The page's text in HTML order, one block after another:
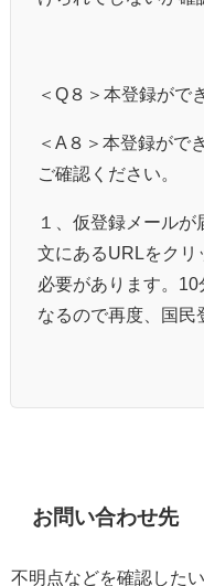
＜ Q８＞本登録がで
＜ A ８＞本登録がで
ご確認ください。
１、仮登録メールが
文にあるURLをクリ
必要があります。 10
なるので再度、国民
お問い合わせ先
不明点などを確認した